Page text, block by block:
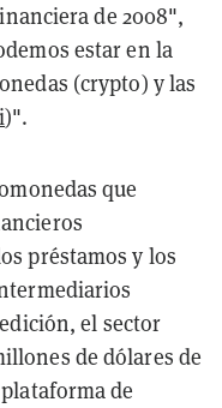
de 2008",
estar en la
(crypto) y las
)".
que
préstamos y los
el sector
de dólares de
de